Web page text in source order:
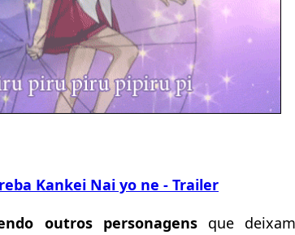
Kankei Nai yo ne - Trailer
outros personagensque